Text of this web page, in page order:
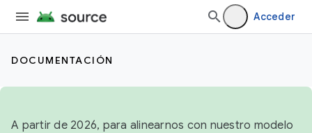
Acceder
DOCUMENTACIÓN
A partir de 2026, para alinearnos con nuestro modelo